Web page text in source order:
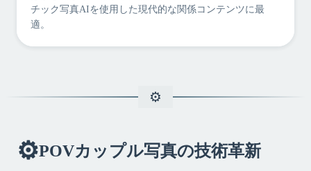
チック写真AIを使用した現代的な関係コンテンツに最
適。
⚙️POVカップル写真の技術革新